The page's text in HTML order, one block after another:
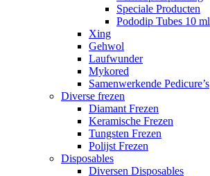
Speciale Producten
Pododip Tubes 10 ml
Xing
Gehwol
Laufwunder
Mykored
Samenwerkende Pedicure’s
Diverse frezen
Diamant Frezen
Keramische Frezen
Tungsten Frezen
Polijst Frezen
Disposables
Diversen Disposables